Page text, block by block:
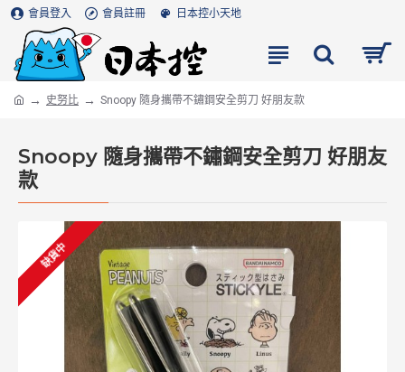
會員登入 會員註冊 日本控小天地
史努比 Snoopy 隨身攜帶不鏽鋼安全剪刀 好朋友款
Snoopy 隨身攜帶不鏽鋼安全剪刀 好朋友
款
缺貨中